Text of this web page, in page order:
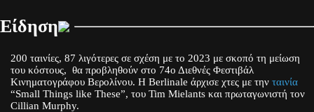
Είδηση
200 ταινίες, 87 λιγότερες σε σχέση με το 2023 με σκοπό τη μείωση
του κόστους, θα προβληθούν στο 74ο Διεθνές Φεστιβάλ
Κινηματογράφου Βερολίνου. H Berlinale άρχισε χτες με τηνταινία
“Small Things like These”, του Tim Mielants και πρωταγωνιστή τον
Cillian Murphy.